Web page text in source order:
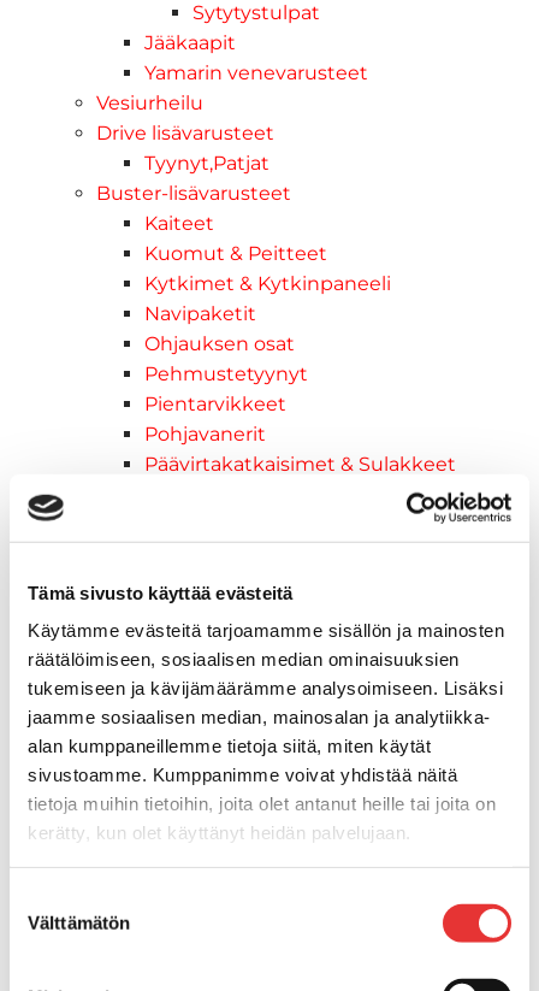
Tämä sivusto käyttää evästeitä
Käytämme evästeitä tarjoamamme sisällön ja mainosten
räätälöimiseen, sosiaalisen median ominaisuuksien
tukemiseen ja kävijämäärämme analysoimiseen. Lisäksi
jaamme sosiaalisen median, mainosalan ja analytiikka-
alan kumppaneillemme tietoja siitä, miten käytät
sivustoamme. Kumppanimme voivat yhdistää näitä
tietoja muihin tietoihin, joita olet antanut heille tai joita on
kerätty, kun olet käyttänyt heidän palvelujaan.
valinta
Välttämätön
Sytytystulpat
Jääkaapit
Yamarin venevarusteet
Vesiurheilu
Drive lisävarusteet
Tyynyt,Patjat
Buster-lisävarusteet
Kaiteet
Kuomut & Peitteet
Kytkimet & Kytkinpaneeli
Navipaketit
Ohjauksen osat
Pehmustetyynyt
Pientarvikkeet
Pohjavanerit
Päävirtakatkaisimet & Sulakkeet
Tuulilasit
Valomastot & Kulkuvalot
Vesihiihtokaaret & Uistelutargat
Veneistuin
Buster Hoitotuotteet
Muut
Moottorikelkkailu
Ski-Doo -moottorikelkat